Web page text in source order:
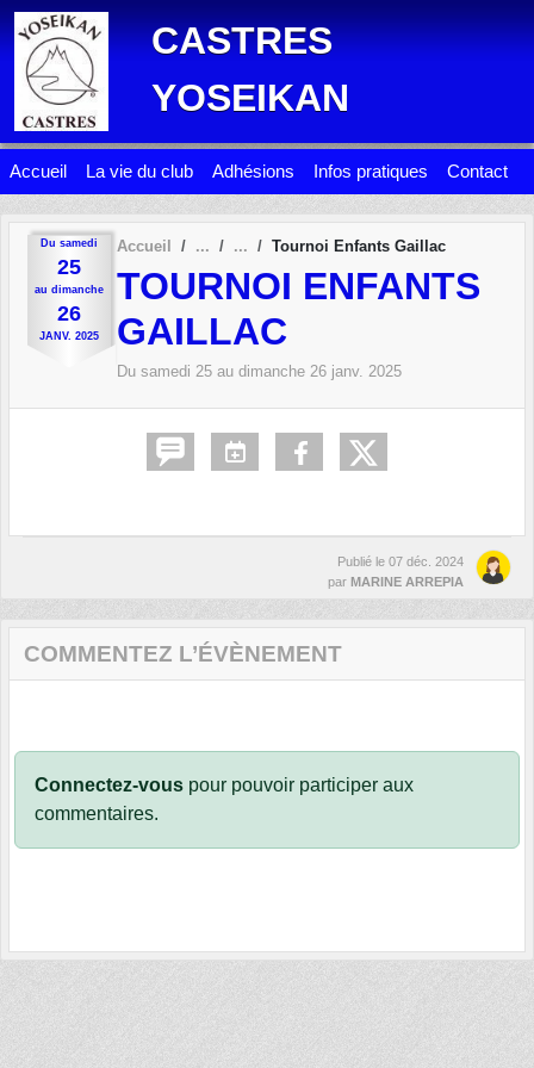
CASTRES
YOSEIKAN
Accueil La vie du club Adhésions Infos pratiques Contact
Du samedi
25
au dimanche
26
JANV. 2025
Accueil Tournoi Enfants Gaillac
TOURNOI ENFANTS
GAILLAC
Du samedi 25 au dimanche 26 janv. 2025
Publié le 07 déc. 2024
par MARINE ARREPIA
COMMENTEZ L’ÉVÈNEMENT
Connectez-vous pour pouvoir participer aux
commentaires.
Panneau de gestion des cookies